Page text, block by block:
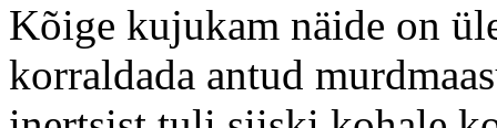
Kõige kujukam näide on
korraldada antud